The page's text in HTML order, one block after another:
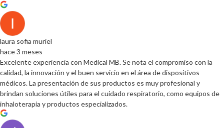
laura sofia muriel
hace 3 meses
Excelente experiencia con Medical MB. Se nota el compromiso con la
calidad, la innovación y el buen servicio en el área de dispositivos
médicos. La presentación de sus productos es muy profesional y
brindan soluciones útiles para el cuidado respiratorio, como equipos de
inhaloterapia y productos especializados.